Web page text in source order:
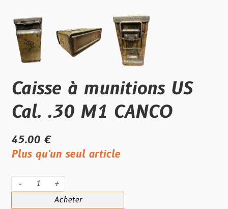
Caisse à munitions US
Cal. .30 M1 CANCO
45.00 €
Plus qu'un seul article
- +
Acheter